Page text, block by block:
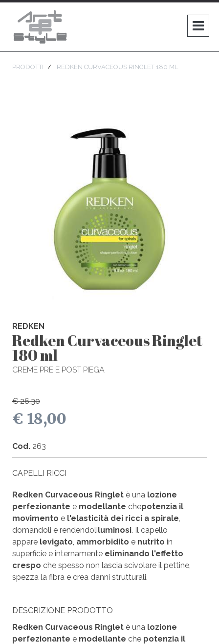
PRODOTTI REDKEN CURVACEOUS RINGLET 180 ML
REDKEN
Redken Curvaceous Ringlet
180 ml
CREME PRE E POST PIEGA
€ 26,30
€ 18,00
Cod. 263
CAPELLI RICCI
Redken Curvaceous Ringlet è una lozione
perfezionante e modellante chepotenzia il
movimento e l'elasticità dei ricci a spirale,
domandoli e rendendoliluminosi. Il capello
appare levigato, ammorbidito e nutrito in
superficie e internamente eliminando l'effetto
crespo che spesso non lascia scivolare il pettine,
spezza la fibra e crea danni strutturali.
DESCRIZIONE PRODOTTO
Redken Curvaceous Ringlet è una lozione
perfezionante e modellante che potenzia il